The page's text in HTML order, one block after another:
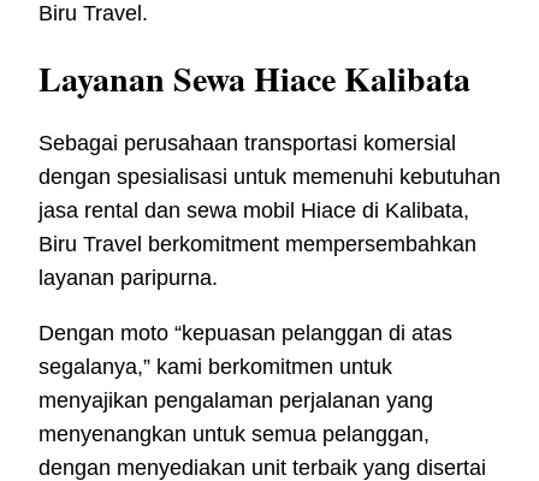
Biru Travel.
Layanan Sewa Hiace Kalibata
Sebagai perusahaan transportasi komersial
dengan spesialisasi untuk memenuhi kebutuhan
jasa rental dan sewa mobil Hiace di Kalibata,
Biru Travel berkomitment mempersembahkan
layanan paripurna.
Dengan moto “kepuasan pelanggan di atas
segalanya,” kami berkomitmen untuk
menyajikan pengalaman perjalanan yang
menyenangkan untuk semua pelanggan,
dengan menyediakan unit terbaik yang disertai